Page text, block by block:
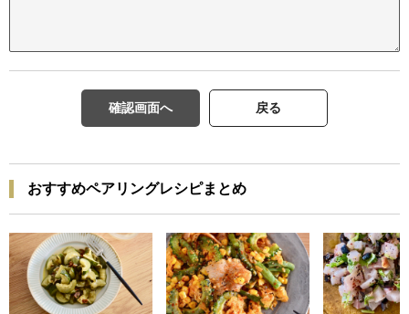
確認画面へ 戻る
おすすめペアリングレシピまとめ